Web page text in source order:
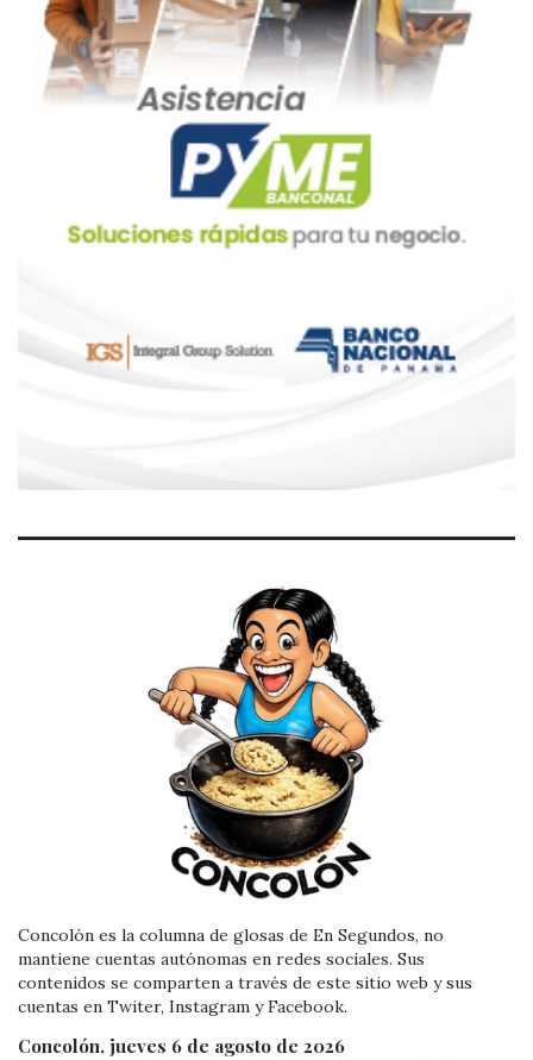
Concolón es la columna de glosas de En Segundos, no
mantiene cuentas autónomas en redes sociales. Sus
contenidos se comparten a través de este sitio web y sus
cuentas en Twiter, Instagram y Facebook.
Concolón, jueves 6 de agosto de 2026